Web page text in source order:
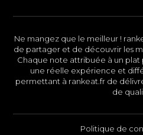
Ne mangez que le meilleur !
de partager et de découvrir les
Chaque note attribuée à un plat
une réelle expérience et
permettant à rankeat.fr de
de
Politique de